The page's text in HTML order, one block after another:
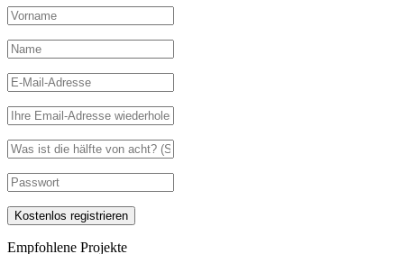
Empfohlene Projekte